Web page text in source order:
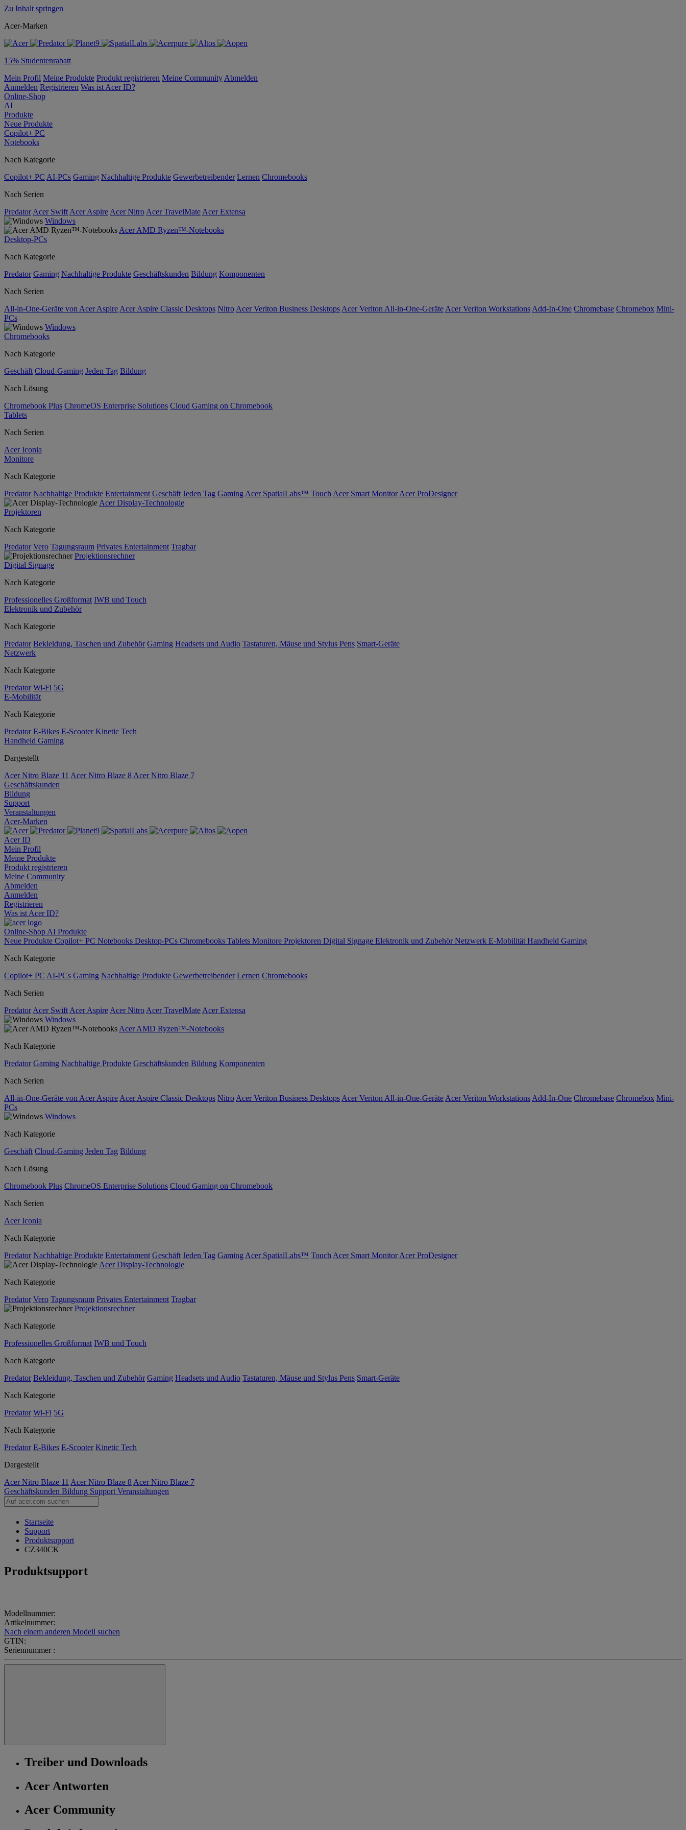
Zu Inhalt springen
Acer-Marken
15% Studentenrabatt
Mein Profil Meine Produkte Produkt registrieren Meine Community Abmelden
Anmelden Registrieren Was ist Acer ID?
Online-Shop
AI
Produkte
Neue Produkte
Copilot+ PC
Notebooks
Nach Kategorie
Copilot+ PC AI-PCs Gaming Nachhaltige Produkte Gewerbetreibender Lernen Chromebooks
Nach Serien
Predator Acer Swift Acer Aspire Acer Nitro Acer TravelMate Acer Extensa
Windows
Acer AMD Ryzen™-Notebooks
Desktop-PCs
Nach Kategorie
Predator Gaming Nachhaltige Produkte Geschäftskunden Bildung Komponenten
Nach Serien
All-in-One-Geräte von Acer Aspire Acer Aspire Classic Desktops Nitro Acer Veriton Business Desktops Acer Veriton All-in-One-Geräte Acer Veriton Workstations Add-In-One Chromebase Chromebox Mini-
PCs
Windows
Chromebooks
Nach Kategorie
Geschäft Cloud-Gaming Jeden Tag Bildung
Nach Lösung
Chromebook Plus ChromeOS Enterprise Solutions Cloud Gaming on Chromebook
Tablets
Nach Serien
Acer Iconia
Monitore
Nach Kategorie
Predator Nachhaltige Produkte Entertainment Geschäft Jeden Tag Gaming Acer SpatialLabs™ Touch Acer Smart Monitor Acer ProDesigner
Acer Display-Technologie
Projektoren
Nach Kategorie
Predator Vero Tagungsraum Privates Entertainment Tragbar
Projektionsrechner
Digital Signage
Nach Kategorie
Professionelles Großformat IWB und Touch
Elektronik und Zubehör
Nach Kategorie
Predator Bekleidung, Taschen und Zubehör Gaming Headsets und Audio Tastaturen, Mäuse und Stylus Pens Smart-Geräte
Netzwerk
Nach Kategorie
Predator Wi-Fi 5G
E-Mobilität
Nach Kategorie
Predator E-Bikes E-Scooter Kinetic Tech
Handheld Gaming
Dargestellt
Acer Nitro Blaze 11 Acer Nitro Blaze 8 Acer Nitro Blaze 7
Geschäftskunden
Bildung
Support
Veranstaltungen
Acer-Marken
Acer ID
Mein Profil
Meine Produkte
Produkt registrieren
Meine Community
Abmelden
Anmelden
Registrieren
Was ist Acer ID?
Online-Shop AI Produkte
Neue Produkte Copilot+ PC Notebooks Desktop-PCs Chromebooks Tablets Monitore Projektoren Digital Signage Elektronik und ZubehörNetzwerk E-Mobilität Handheld Gaming
Nach Kategorie
Copilot+ PC AI-PCs Gaming Nachhaltige Produkte Gewerbetreibender Lernen Chromebooks
Nach Serien
Predator Acer Swift Acer Aspire Acer Nitro Acer TravelMate Acer Extensa
Windows
Acer AMD Ryzen™-Notebooks
Nach Kategorie
Predator Gaming Nachhaltige Produkte Geschäftskunden Bildung Komponenten
Nach Serien
All-in-One-Geräte von Acer Aspire Acer Aspire Classic Desktops Nitro Acer Veriton Business Desktops Acer Veriton All-in-One-Geräte Acer Veriton Workstations Add-In-One Chromebase Chromebox Mini-
PCs
Windows
Nach Kategorie
Geschäft Cloud-Gaming Jeden Tag Bildung
Nach Lösung
Chromebook Plus ChromeOS Enterprise Solutions Cloud Gaming on Chromebook
Nach Serien
Acer Iconia
Nach Kategorie
Predator Nachhaltige Produkte Entertainment Geschäft Jeden Tag Gaming Acer SpatialLabs™ Touch Acer Smart Monitor Acer ProDesigner
Acer Display-Technologie
Nach Kategorie
Predator Vero Tagungsraum Privates Entertainment Tragbar
Projektionsrechner
Nach Kategorie
Professionelles Großformat IWB und Touch
Nach Kategorie
Predator Bekleidung, Taschen und Zubehör Gaming Headsets und Audio Tastaturen, Mäuse und Stylus Pens Smart-Geräte
Nach Kategorie
Predator Wi-Fi 5G
Nach Kategorie
Predator E-Bikes E-Scooter Kinetic Tech
Dargestellt
Acer Nitro Blaze 11 Acer Nitro Blaze 8 Acer Nitro Blaze 7
Geschäftskunden Bildung Support Veranstaltungen
Startseite
Support
Produktsupport
CZ340CK
Produktsupport
Modellnummer:
Artikelnummer:
Nach einem anderen Modell suchen
GTIN:
Seriennummer :
Treiber und Downloads
Acer Antworten
Acer Community